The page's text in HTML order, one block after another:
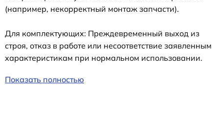
(например, некорректный монтаж запчасти).
Для комплектующих: Преждевременный выход из
строя, отказ в работе или несоответствие заявленным
характеристикам при нормальном использовании.
Показать полностью